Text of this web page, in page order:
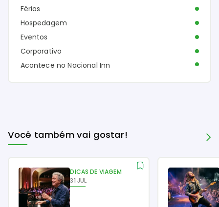
Férias
Hospedagem
Eventos
Corporativo
Acontece no Nacional Inn
Você também vai gostar!
DICAS DE VIAGEM
31 JUL